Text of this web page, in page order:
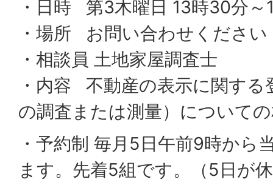
・日時 第3木曜日 13時30分～
・場所 お問い合わせください
・相談員 土地家屋調査士
・内容 不動産の表示に関する
の調査または測量）について
・予約制 毎月5日午前9時から
ます。先着5組です。（5日が